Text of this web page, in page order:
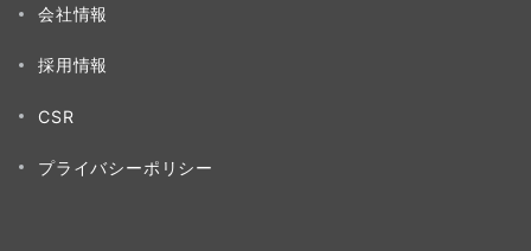
会社情報
採用情報
CSR
プライバシーポリシー